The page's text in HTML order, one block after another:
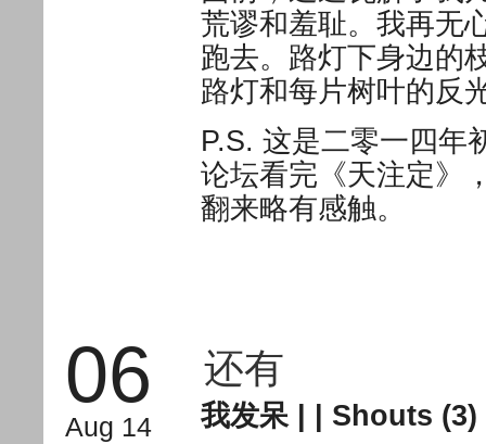
荒谬和羞耻。我再无
跑去。路灯下身边的
路灯和每片树叶的反
P.S. 这是二零一四年
论坛看完《天注定》
翻来略有感触。
06
Aug 14
还有
我发呆| | Shouts (3)